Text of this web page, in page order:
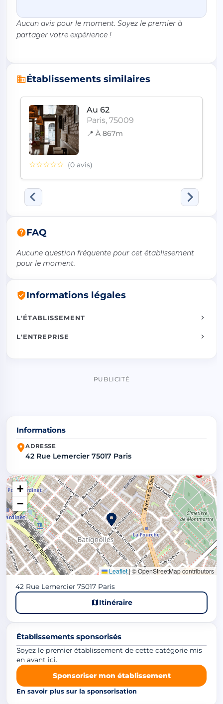
Aucun avis pour le moment. Soyez le premier à
partager votre expérience !
Établissements similaires
Au 62
Paris, 75009
📍 À 867m
☆☆☆☆☆ (0 avis)
FAQ
Aucune question fréquente pour cet établissement
pour le moment.
Informations légales
L'ÉTABLISSEMENT
L'ENTREPRISE
PUBLICITÉ
Informations
ADRESSE
42 Rue Lemercier 75017 Paris
+
−
Leaflet|© OpenStreetMap contributors
42 Rue Lemercier 75017 Paris
Itinéraire
Établissements sponsorisés
Soyez le premier établissement de cette catégorie mis
en avant ici.
Sponsoriser mon établissement
En savoir plus sur la sponsorisation